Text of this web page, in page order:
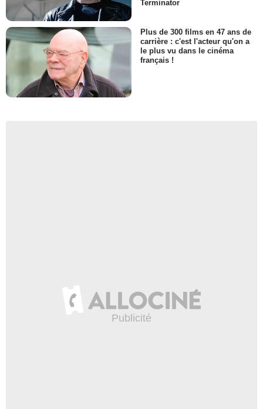
Terminator
Plus de 300 films en 47 ans de
carrière : c'est l'acteur qu'on a
le plus vu dans le cinéma
français !